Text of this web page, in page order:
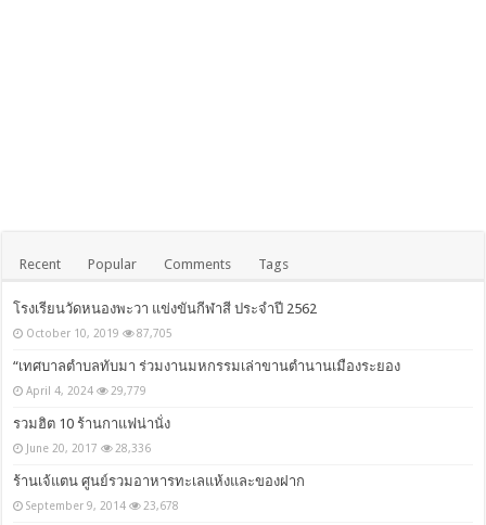
Recent Popular Comments Tags
โรงเรียนวัดหนองพะวา แข่งขันกีฬาสี ประจำปี 2562
October 10, 2019 87,705
“เทศบาลตำบลทับมา ร่วมงานมหกรรมเล่าขานตำนานเมืองระยอง
April 4, 2024 29,779
รวมฮิต 10 ร้านกาแฟน่านั่ง
June 20, 2017 28,336
ร้านเจ้แตน ศูนย์รวมอาหารทะเลแห้งและของฝาก
September 9, 2014 23,678